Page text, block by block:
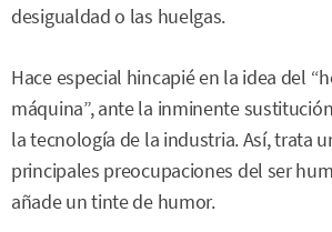
desigualdad o las huelgas.
Hace especial hincapié en la idea del
máquina”, ante la inminente
la tecnología de la industria. Así, trata
principales preocupaciones del ser
añade un tinte de humor.